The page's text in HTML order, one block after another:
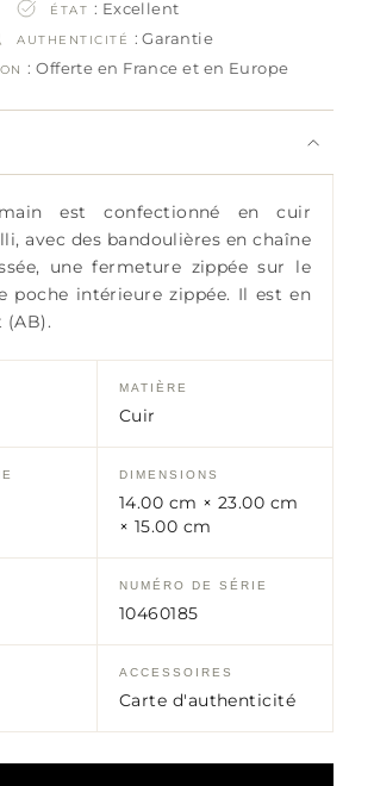
ÉTAT : Excellent
AUTHENTICITÉ : Garantie
: Offerte en France et en Europe
est confectionné en cuir
avec des bandoulières en chaîne
une fermeture zippée sur le
poche intérieure zippée. Il est en
(AB).
MATIÈRE
Cuir
DIMENSIONS
14.00 cm × 23.00 cm
× 15.00 cm
NUMÉRO DE SÉRIE
10460185
ACCESSOIRES
Carte d'authenticité